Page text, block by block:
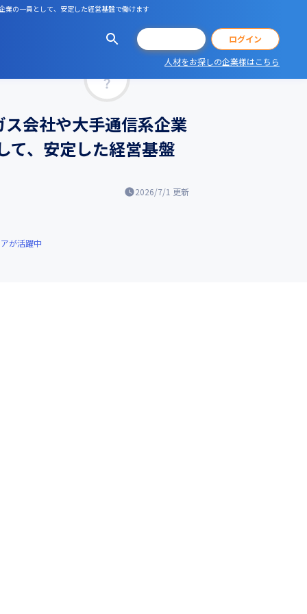
業の一員として、安定した経営基盤で働けます
ログイン
人材をお探しの企業様はこちら
ス会社や大手通信系企業
て、安定した経営基盤
2026/7/1 更新
が活躍中